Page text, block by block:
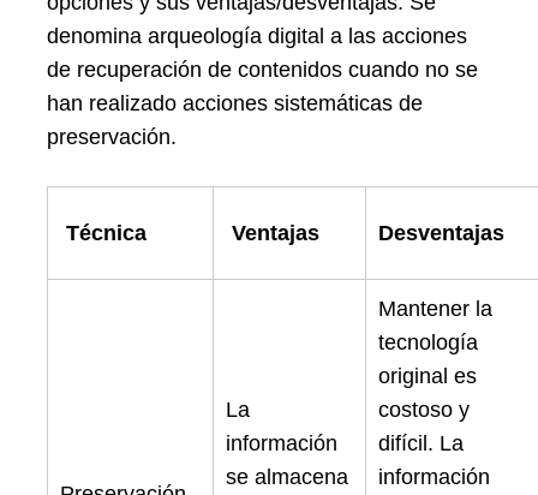
denomina arqueología digital a las acciones
de recuperación de contenidos cuando no se
han realizado acciones sistemáticas de
preservación.
Técnica Ventajas Desventajas
La
información
se almacena
Mantener la
tecnología
original es
costoso y
difícil. La
información